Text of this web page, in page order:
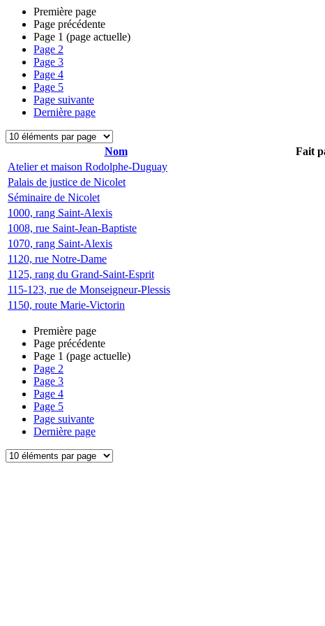
Première page
Page précédente
Page 1 (page actuelle)
Page 2
Page 3
Page 4
Page 5
Page suivante
Dernière page
Nom Fait
Atelier et maison Rodolphe-Duguay
Palais de justice de Nicolet
Séminaire de Nicolet
1000, rang Saint-Alexis
1008, rue Saint-Jean-Baptiste
1070, rang Saint-Alexis
1120, rue Notre-Dame
1125, rang du Grand-Saint-Esprit
115-123, rue de Monseigneur-Plessis
1150, route Marie-Victorin
Première page
Page précédente
Page 1 (page actuelle)
Page 2
Page 3
Page 4
Page 5
Page suivante
Dernière page